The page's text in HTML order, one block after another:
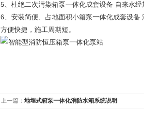
5、杜绝二次污染箱泵一体化成套设备 自来水
6、安装简便、占地面积小箱泵一体化成套设备
方便快捷，施工周期短。
上一篇： 地埋式箱泵一体化消防水箱系统说明